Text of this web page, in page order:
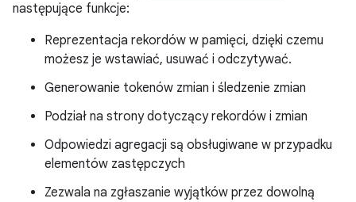
następujące funkcje:
Reprezentacja rekordów w pamięci, dzięki czemu
możesz je wstawiać, usuwać i odczytywać.
Generowanie tokenów zmian i śledzenie zmian
Podział na strony dotyczący rekordów i zmian
Odpowiedzi agregacji są obsługiwane w przypadku
elementów zastępczych
Zezwala na zgłaszanie wyjątków przez dowolną